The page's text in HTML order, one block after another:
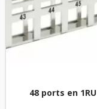
48 ports en 1RU